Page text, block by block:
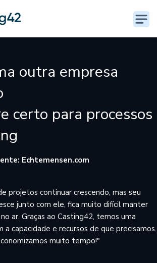
outra empresa
certo para processos
Echtemensen.com
projetos continuar crescendo, mas seu
junto com ele, fica muito difícil manter
ar. Graças ao Casting42, temos uma
a capacidade e recursos de que precisamos.
muito tempo!"